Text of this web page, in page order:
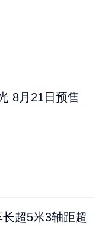
8月21日预售
超5米3轴距超